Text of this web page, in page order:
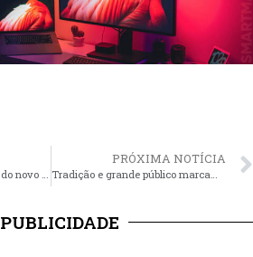
PRÓXIMA NOTÍCIA
PUBLICIDADE